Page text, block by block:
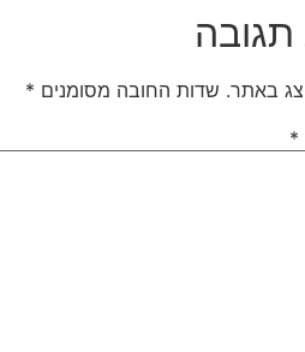
באתר. שדות החובה מסומנים *
*